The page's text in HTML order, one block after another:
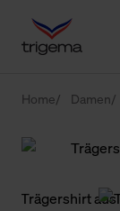
Home Damen